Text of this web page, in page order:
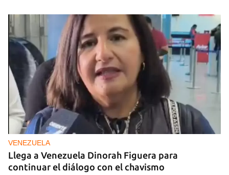
VENEZUELA
Llega a Venezuela Dinorah Figuera para
continuar el diálogo con el chavismo